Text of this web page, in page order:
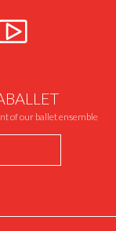
of our ballet ensemble